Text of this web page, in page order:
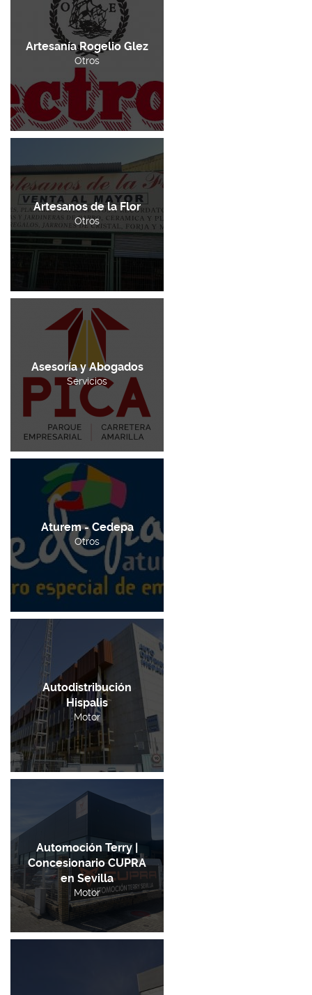
Artesanía Rogelio Glez
Otros
Artesanos de la Flor
Otros
Asesoría y Abogados
Servicios
Aturem - Cedepa
Otros
Autodistribución
Hispalis
Motor
Automoción Terry |
Concesionario CUPRA
en Sevilla
Motor